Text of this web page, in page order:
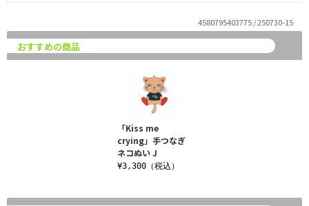
4580795403775 / 250730-15
おすすめの商品
「Kiss me
crying」手つなぎ
ネコぬい J
¥3,300（税込）